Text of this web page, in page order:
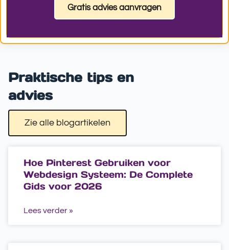
Gratis advies aanvragen
Praktische tips en
advies
Zie alle blogartikelen
Hoe Pinterest Gebruiken voor
Webdesign Systeem: De Complete
Gids voor 2026
Lees verder »